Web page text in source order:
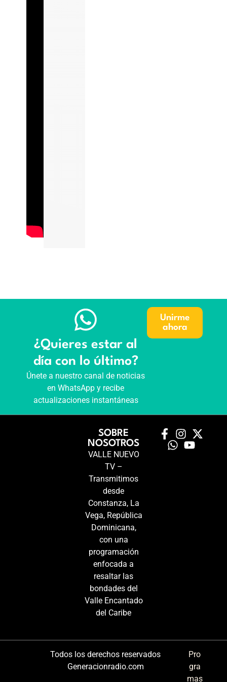
¿Quieres estar al
día con lo último?
Únete a nuestro canal de noticias
en WhatsApp y recibe
actualizaciones instantáneas
Unirme
ahora
SOBRE
NOSOTROS
VALLE NUEVO
TV –
Transmitimos
desde
Constanza, La
Vega, República
Dominicana,
con una
programación
enfocada a
resaltar las
bondades del
Valle Encantado
del Caribe
Todos los derechos reservados
Generacionradio.com
Pro
gra
mas